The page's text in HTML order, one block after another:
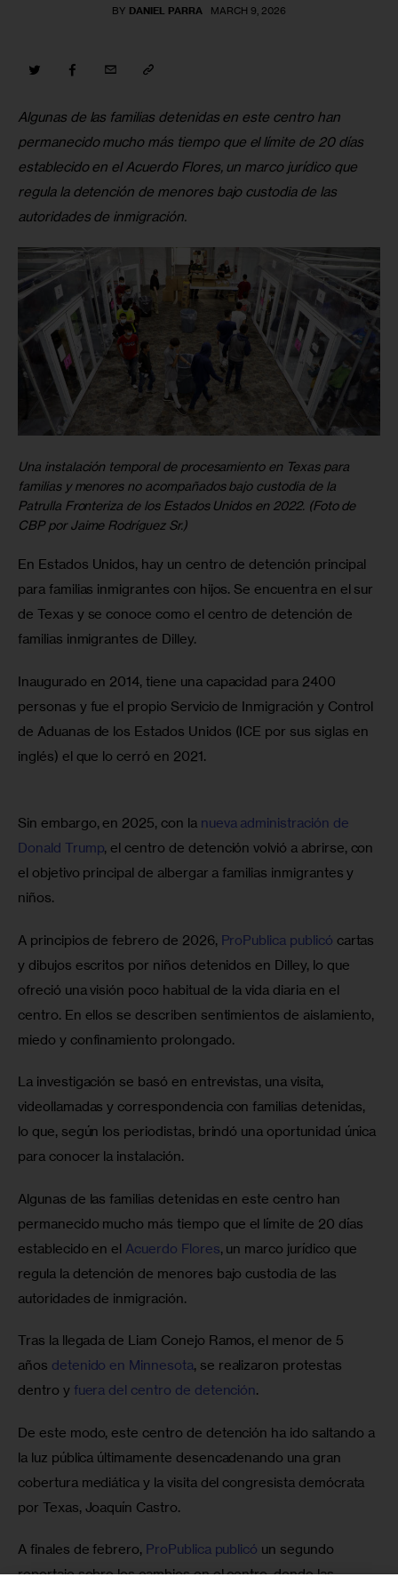
BY DANIEL PARRA MARCH 9, 2026
Algunas de las familias detenidas en este centro han
permanecido mucho más tiempo que el límite de 20 días
establecido en el Acuerdo Flores, un marco jurídico que
regula la detención de menores bajo custodia de las
autoridades de inmigración.
Una instalación temporal de procesamiento en Texas para
familias y menores no acompañados bajo custodia de la
Patrulla Fronteriza de los Estados Unidos en 2022. (Foto de
CBP por Jaime Rodríguez Sr.)
En Estados Unidos, hay un centro de detención principal
para familias inmigrantes con hijos. Se encuentra en el sur
de Texas y se conoce como el centro de detención de
familias inmigrantes de Dilley.
Inaugurado en 2014, tiene una capacidad para 2400
personas y fue el propio Servicio de Inmigración y Control
de Aduanas de los Estados Unidos (ICE por sus siglas en
inglés) el que lo cerró en 2021.
Sin embargo, en 2025, con la nueva administración de
Donald Trump, el centro de detención volvió a abrirse, con
el objetivo principal de albergar a familias inmigrantes y
niños.
A principios de febrero de 2026, ProPublica publicó cartas
y dibujos escritos por niños detenidos en Dilley, lo que
ofreció una visión poco habitual de la vida diaria en el
centro. En ellos se describen sentimientos de aislamiento,
miedo y confinamiento prolongado.
La investigación se basó en entrevistas, una visita,
videollamadas y correspondencia con familias detenidas,
lo que, según los periodistas, brindó una oportunidad única
para conocer la instalación.
Algunas de las familias detenidas en este centro han
permanecido mucho más tiempo que el límite de 20 días
establecido en el Acuerdo Flores, un marco jurídico que
regula la detención de menores bajo custodia de las
autoridades de inmigración.
Tras la llegada de Liam Conejo Ramos, el menor de 5
años detenido en Minnesota, se realizaron protestas
dentro y fuera del centro de detención.
De este modo, este centro de detención ha ido saltando a
la luz pública últimamente desencadenando una gran
cobertura mediática y la visita del congresista demócrata
por Texas, Joaquín Castro.
A finales de febrero, ProPublica publicó un segundo
reportaje sobre los cambios en el centro, donde las